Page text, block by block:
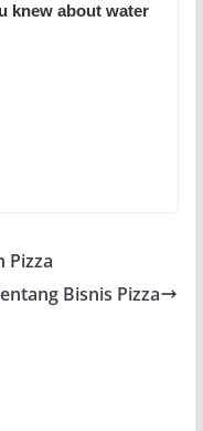
Pizza
Bisnis Pizza